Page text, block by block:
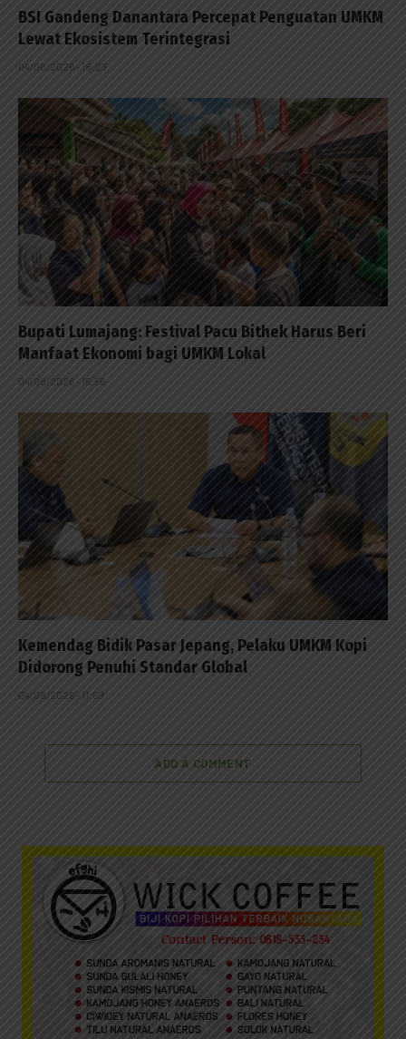
BSI Gandeng Danantara Percepat Penguatan UMKM
Lewat Ekosistem Terintegrasi
04/08/2026 - 18:23
Bupati Lumajang: Festival Pacu Bithek Harus Beri
Manfaat Ekonomi bagi UMKM Lokal
04/08/2026 - 15:56
Kemendag Bidik Pasar Jepang, Pelaku UMKM Kopi
Didorong Penuhi Standar Global
04/08/2026 - 11:59
ADD A COMMENT